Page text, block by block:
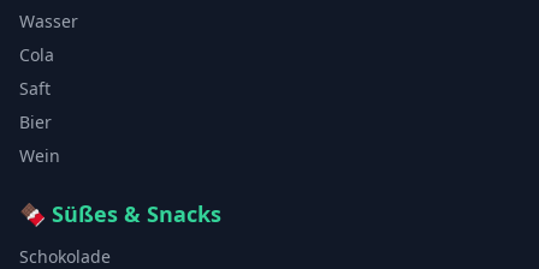
Wasser
Cola
Saft
Bier
Wein
🍫 Süßes & Snacks
Schokolade